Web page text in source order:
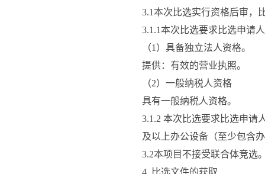
3.1本次比选实行资格后审，
3.1.1本次比选要求比选申请
（1 ）具备独立法人资格。
提供：有效的营业执照。
（2）一般纳税人资格
具有一般纳税人资格。
3.1.2 本次比选要求比选申请
及以上办公设备（至少包含
3.2本项目不接受联合体竞选
4. 比选文件的获取